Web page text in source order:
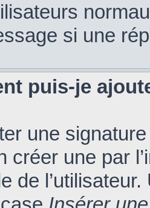
si une
puis-je
une
créer une par
de